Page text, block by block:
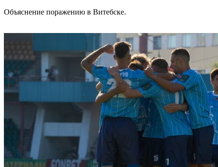
Объяснение поражению в Витебске.